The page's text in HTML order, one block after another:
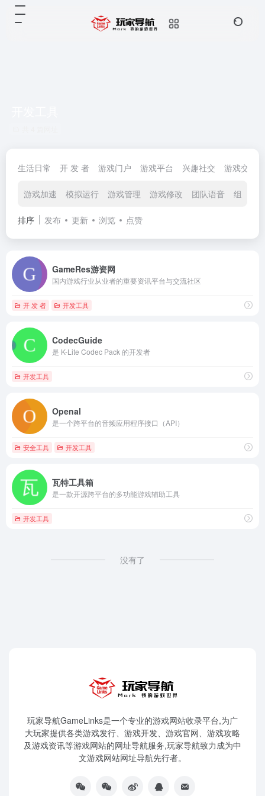
生活日常 开 发 者 游戏门户 游戏平台 兴趣社交 游戏交易
游戏加速 模拟运行 游戏管理 游戏修改 团队语音 组网穿
排序 发布 更新 浏览 点赞
GameRes游资网
国内游戏行业从业者的重要资讯平台与交流社区
开 发 者 开发工具
CodecGuide
是 K-Lite Codec Pack 的开发者
开发工具
Openal
是一个跨平台的音频应用程序接口（API）
安全工具 开发工具
瓦特工具箱
是一款开源跨平台的多功能游戏辅助工具
开发工具
没有了
玩家导航GameLinks是一个专业的游戏网站收录平台,为广
大玩家提供各类游戏发行、游戏开发、游戏官网、游戏攻略
及游戏资讯等游戏网站的网址导航服务,玩家导航致力成为中
文游戏网站网址导航先行者。